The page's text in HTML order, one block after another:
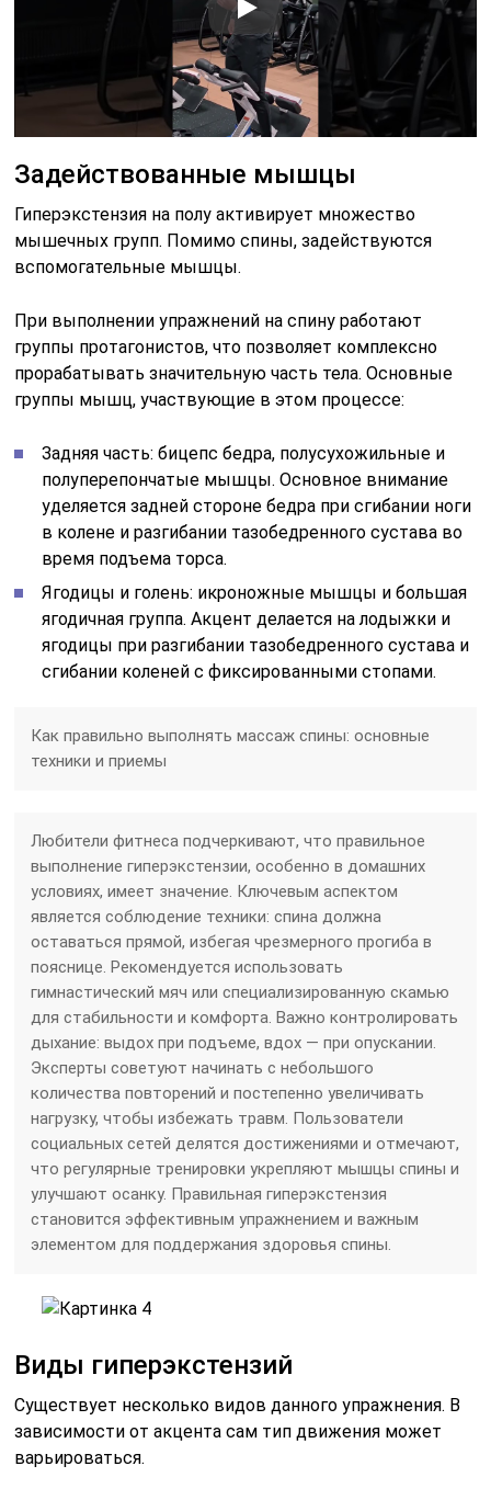
Задействованные мышцы
Гиперэкстензия на полу активирует множество
мышечных групп. Помимо спины, задействуются
вспомогательные мышцы.
При выполнении упражнений на спину работают
группы протагонистов, что позволяет комплексно
прорабатывать значительную часть тела. Основные
группы мышц, участвующие в этом процессе:
Задняя часть: бицепс бедра, полусухожильные и
полуперепончатые мышцы. Основное внимание
уделяется задней стороне бедра при сгибании ноги
в колене и разгибании тазобедренного сустава во
время подъема торса.
Ягодицы и голень: икроножные мышцы и большая
ягодичная группа. Акцент делается на лодыжки и
ягодицы при разгибании тазобедренного сустава и
сгибании коленей с фиксированными стопами.
Как правильно выполнять массаж спины: основные
техники и приемы
Любители фитнеса подчеркивают, что правильное
выполнение гиперэкстензии, особенно в домашних
условиях, имеет значение. Ключевым аспектом
является соблюдение техники: спина должна
оставаться прямой, избегая чрезмерного прогиба в
пояснице. Рекомендуется использовать
гимнастический мяч или специализированную скамью
для стабильности и комфорта. Важно контролировать
дыхание: выдох при подъеме, вдох — при опускании.
Эксперты советуют начинать с небольшого
количества повторений и постепенно увеличивать
нагрузку, чтобы избежать травм. Пользователи
социальных сетей делятся достижениями и отмечают,
что регулярные тренировки укрепляют мышцы спины и
улучшают осанку. Правильная гиперэкстензия
становится эффективным упражнением и важным
элементом для поддержания здоровья спины.
Виды гиперэкстензий
Существует несколько видов данного упражнения. В
зависимости от акцента сам тип движения может
варьироваться.